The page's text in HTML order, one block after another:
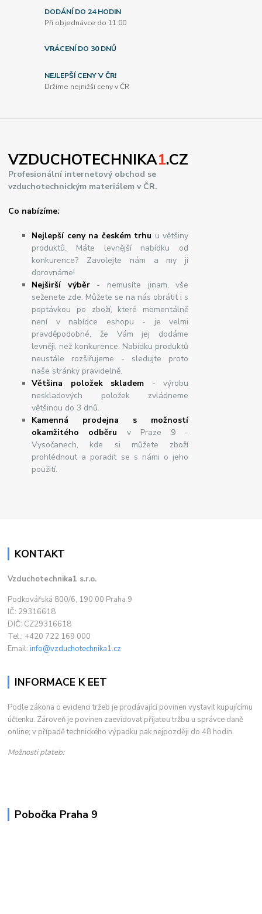
DODÁNÍ DO 24 HODIN
Při objednávce do 11:00
VRÁCENÍ DO 30 DNŮ
NEJLEPŠÍ CENY V ČR!
Držíme nejnižší ceny v ČR
VZDUCHOTECHNIKA1.CZ
Profesionální internetový obchod se
vzduchotechnickým materiálem v ČR.
Co nabízíme:
Nejlepší ceny na českém trhu u většiny
produktů. Máte levnější nabídku od
konkurence? Zavolejte nám a my ji
dorovnáme!
Nejširšívýběr- nemusíte jinam, vše
seženete zde. Můžete se na nás obrátit i s
poptávkou po zboží, které momentálně
není v nabídce eshopu - je velmi
pravděpodobné, že Vám jej dodáme
levněji, než konkurence. Nabídku produktů
neustále rozšiřujeme - sledujte proto
naše stránky pravidelně.
Většina položek skladem - výrobu
neskladových položek zvládneme
většinou do 3 dnů.
Kamenná prodejna s možností
okamžitého odběru v Praze 9 -
Vysočanech, kde si můžete zboží
prohlédnout a poradit se s námi o jeho
použití.
KONTAKT
Vzduchotechnika1 s.r.o.
Podkovářská 800/6, 190 00 Praha 9
IČ: 29316618
DIČ: CZ29316618
Tel.: +420 722 169 000
Email:info@vzduchotechnika1.cz
INFORMACE K EET
Podle zákona o evidenci tržeb je prodávající povinen vystavit kupujícímu
účtenku. Zároveň je povinen zaevidovat přijatou tržbu u správce daně
online; v případě technického výpadku pak nejpozději do 48 hodin.
Možnosti plateb:
Pobočka Praha 9